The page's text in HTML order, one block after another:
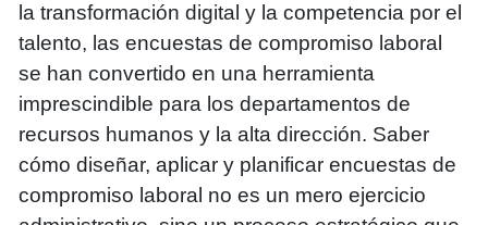
la transformación digital y la competencia por el
talento, las encuestas de compromiso laboral
se han convertido en una herramienta
imprescindible para los departamentos de
recursos humanos y la alta dirección. Saber
cómo diseñar, aplicar y planificar encuestas de
compromiso laboral no es un mero ejercicio